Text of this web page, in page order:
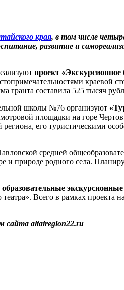
края, в том числе
развитие и
проект
краевой
гранта составила 525 тысяч
школы №76 организуют
площадки на горе
его туристическими
средней
природе родного села.
образовательные
Всего в рамках
сайта altairegion22.ru